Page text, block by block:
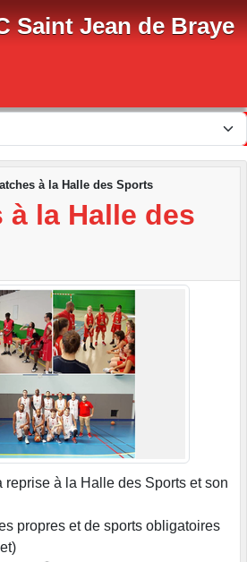
Saint Jean de Braye
à la Halle des Sports
à la Halle des
reprise à la Halle des Sports et son
propres et de sports obligatoires